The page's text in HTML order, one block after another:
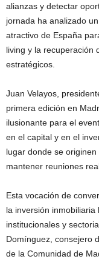
alianzas y detectar
jornada ha analizado
atractivo de España
living y la recuperación
estratégicos.
Juan Velayos,
primera edición en
ilusionante para el
en el capital y en el
lugar donde se
mantener reuniones
Esta vocación de
la inversión
institucionales y
Domínguez, consejero
de la Comunidad de